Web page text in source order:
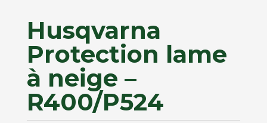
Husqvarna
Protection lame
à neige –
R400/P524